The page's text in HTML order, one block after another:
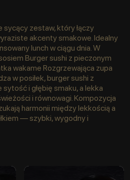
sycący zestaw, który łączy
akcenty smakowe. Idealny
lunch w ciągu dnia. W
Burger sushi z pieczonym
wakame Rozgrzewająca zupa
w posiłek, burger sushi z
i głębię smaku, a lekka
i równowagi. Kompozycja
harmonii między lekkością a
— szybki, wygodny i